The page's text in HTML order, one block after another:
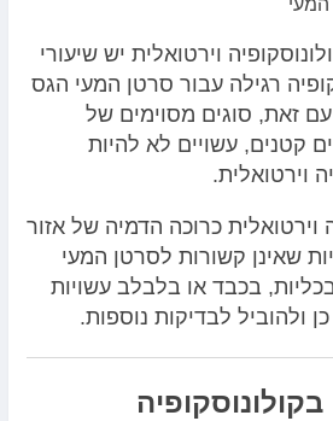
וירטואלית יש שיעורי
רגילה עבור סרטן המעי הגס
עם זאת, סוגים מסוימים של
קטנים, עשויים לא להיות
וירטואלית.
וירטואלית כרוכה הדמיה של אזור
שאינן קשורות לסרטן המעי
בכבד או בלבלב עשויות
ולהוביל לבדיקות נוספות.